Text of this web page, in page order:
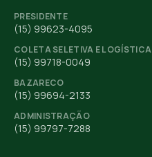
PRESIDENTE
(15) 99623-4095
COLETA SELETIVA E LOGÍSTICA
(15) 99718-0049
BAZARECO
(15) 99694-2133
ADMINISTRAÇÃO
(15) 99797-7288